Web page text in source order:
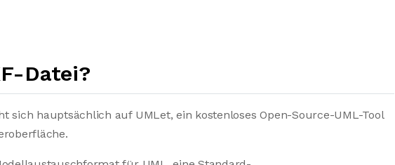
Datei?
sich hauptsächlich auf UMLet, ein kostenloses Open-Source-UML-Tool